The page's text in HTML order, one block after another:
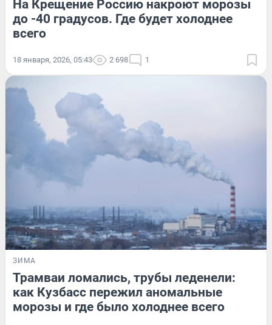
На Крещение Россию накроют морозы
до -40 градусов. Где будет холоднее
всего
18 января, 2026, 05:43 2 698 1
ЗИМА
Трамваи ломались, трубы леденели:
как Кузбасс пережил аномальные
морозы и где было холоднее всего